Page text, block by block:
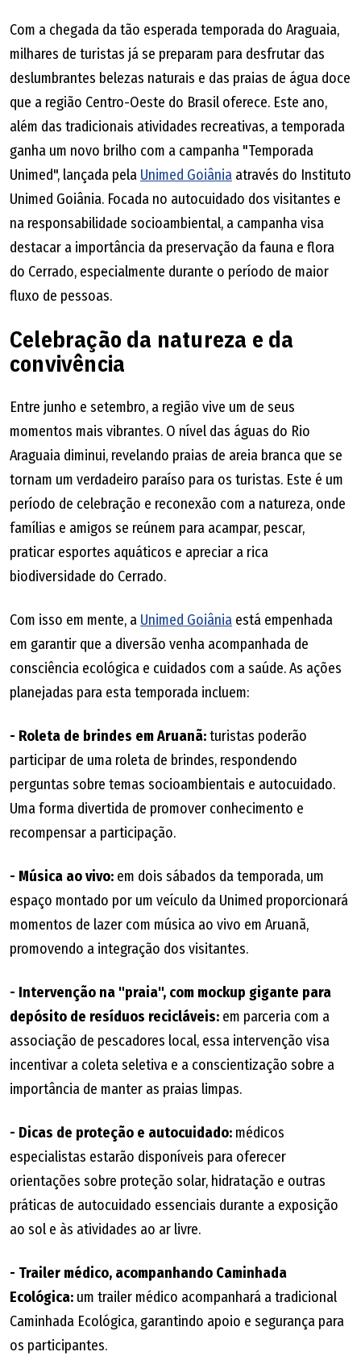
Com a chegada da tão esperada temporada do Araguaia,
milhares de turistas já se preparam para desfrutar das
deslumbrantes belezas naturais e das praias de água doce
que a região Centro-Oeste do Brasil oferece. Este ano,
além das tradicionais atividades recreativas, a temporada
ganha um novo brilho com a campanha "Temporada
Unimed", lançada pela Unimed Goiânia através do Instituto
Unimed Goiânia. Focada no autocuidado dos visitantes e
na responsabilidade socioambiental, a campanha visa
destacar a importância da preservação da fauna e flora
do Cerrado, especialmente durante o período de maior
fluxo de pessoas.
Celebração da natureza e da
convivência
Entre junho e setembro, a região vive um de seus
momentos mais vibrantes. O nível das águas do Rio
Araguaia diminui, revelando praias de areia branca que se
tornam um verdadeiro paraíso para os turistas. Este é um
período de celebração e reconexão com a natureza, onde
famílias e amigos se reúnem para acampar, pescar,
praticar esportes aquáticos e apreciar a rica
biodiversidade do Cerrado.
Com isso em mente, a Unimed Goiânia está empenhada
em garantir que a diversão venha acompanhada de
consciência ecológica e cuidados com a saúde. As ações
planejadas para esta temporada incluem:
- Roleta de brindes em Aruanã:turistas poderão
participar de uma roleta de brindes, respondendo
perguntas sobre temas socioambientais e autocuidado.
Uma forma divertida de promover conhecimento e
recompensar a participação.
- Música ao vivo: em dois sábados da temporada, um
espaço montado por um veículo da Unimed proporcionará
momentos de lazer com música ao vivo em Aruanã,
promovendo a integração dos visitantes.
- Intervenção na "praia", com mockup gigante para
depósito de resíduos recicláveis: em parceria com a
associação de pescadores local, essa intervenção visa
incentivar a coleta seletiva e a conscientização sobre a
importância de manter as praias limpas.
- Dicas de proteção e autocuidado: médicos
especialistas estarão disponíveis para oferecer
orientações sobre proteção solar, hidratação e outras
práticas de autocuidado essenciais durante a exposição
ao sol e às atividades ao ar livre.
- Trailer médico, acompanhando Caminhada
Ecológica: um trailer médico acompanhará a tradicional
Caminhada Ecológica, garantindo apoio e segurança para
os participantes.